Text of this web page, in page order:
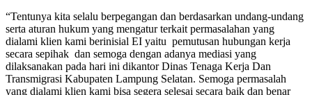
“Tentunya kita selalu berpegangan dan berdasarkan undang-undang
serta aturan hukum yang mengatur terkait permasalahan yang
dialami klien kami berinisial EI yaitu pemutusan hubungan kerja
secara sepihak dan semoga dengan adanya mediasi yang
dilaksanakan pada hari ini dikantor Dinas Tenaga Kerja Dan
Transmigrasi Kabupaten Lampung Selatan. Semoga permasalah
yang dialami klien kami bisa segera selesai secara baik dan benar